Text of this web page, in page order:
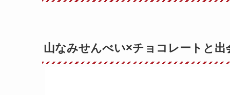
山なみせんべい×チョコレートと